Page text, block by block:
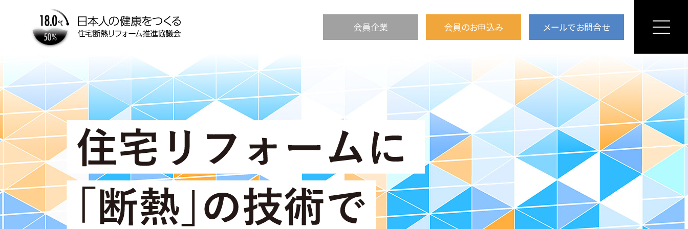
会員企業 会員のお申込み メールでお問合せ
トップページ
イベント
ニュース＆トピックス
健断リフォーム推進協議会とは？
私たちのビジョン
役員紹介
組織図